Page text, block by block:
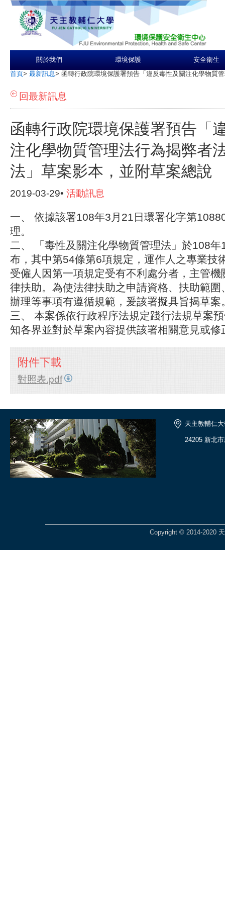
關於我們 環境保護 安全衛生
首頁> 最新訊息> 函轉行政院環境保護署預告「違反毒性及關注化學物質
回最新訊息
函轉行政院環境保護署預告「
注化學物質管理法行為揭弊者
法」草案影本，並附草案總說
2019-03-29• 活動訊息
一、 依據該署108年3月21日環署化字第
理。
二、 「毒性及關注化學物質管理法」於108年
布，其中第54條第6項規定，運作人之專業技
受僱人因第一項規定受有不利處分者，主管
律扶助。為使法律扶助之申請資格、扶助範圍
辦理等事項有遵循規範，爰該署擬具旨揭草案
三、 本案係依行政程序法規定踐行法規草案
知各界並對於草案內容提供該署相關意見或修
附件下載
對照表.pdf
天主教輔仁
24205 新北
Copyright © 2014-2020